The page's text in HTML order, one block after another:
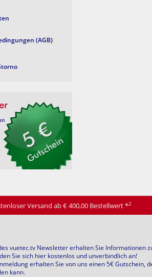
(AGB)
Versand ab € 400,00 Bestellwert*2
vuetec.tv Newsletter erhalten Sie Informationen
Sie sich hier kostenlos und unverbindlich an!
erhalten Sie von uns einen 5€ Gutschein,
kann.